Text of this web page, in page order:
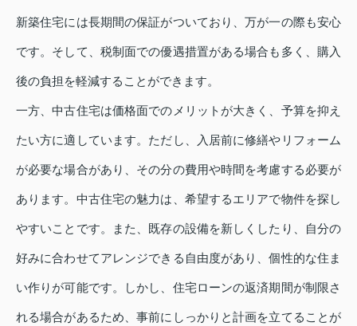
新築住宅には長期間の保証がついており、万が一の際も安心
です。そして、税制面での優遇措置がある場合も多く、購入
後の負担を軽減することができます。
一方、中古住宅は価格面でのメリットが大きく、予算を抑え
たい方に適しています。ただし、入居前に修繕やリフォーム
が必要な場合があり、その分の費用や時間を考慮する必要が
あります。中古住宅の魅力は、希望するエリアで物件を探し
やすいことです。また、既存の設備を新しくしたり、自分の
好みに合わせてアレンジできる自由度があり、個性的な住ま
い作りが可能です。しかし、住宅ローンの返済期間が制限さ
れる場合があるため、事前にしっかりと計画を立てることが